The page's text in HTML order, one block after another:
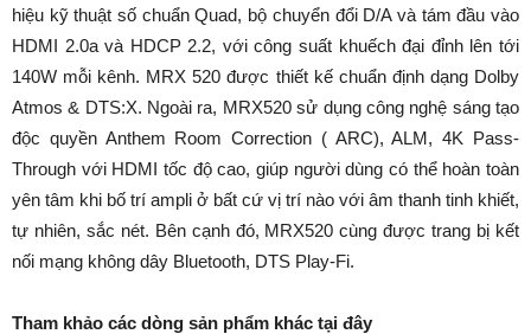
hiệu kỹ thuật số chuẩn Quad, bộ chuyển đổi D/A và tám đầu vào
HDMI 2.0a và HDCP 2.2, với công suất khuếch đại đỉnh lên tới
140W mỗi kênh. MRX 520 được thiết kế chuẩn định dạng Dolby
Atmos & DTS:X. Ngoài ra, MRX520 sử dụng công nghệ sáng tạo
độc quyền Anthem Room Correction ( ARC), ALM, 4K Pass-
Through với HDMI tốc độ cao, giúp người dùng có thể hoàn toàn
yên tâm khi bố trí ampli ở bất cứ vị trí nào với âm thanh tinh khiết,
tự nhiên, sắc nét. Bên cạnh đó, MRX520 cùng được trang bị kết
nối mạng không dây Bluetooth, DTS Play-Fi.
Tham khảo các dòng sản phẩm khác tại đây